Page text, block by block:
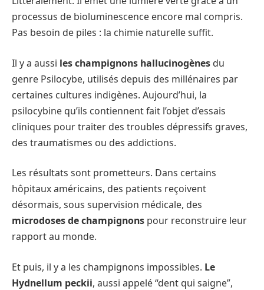
processus de bioluminescence encore mal compris.
Pas besoin de piles : la chimie naturelle suffit.
Il y a aussi les champignons hallucinogènes du
genre Psilocybe, utilisés depuis des millénaires par
certaines cultures indigènes. Aujourd’hui, la
psilocybine qu’ils contiennent fait l’objet d’essais
cliniques pour traiter des troubles dépressifs graves,
des traumatismes ou des addictions.
Les résultats sont prometteurs. Dans certains
hôpitaux américains, des patients reçoivent
désormais, sous supervision médicale, des
microdoses de champignons pour reconstruire leur
rapport au monde.
Et puis, il y a les champignons impossibles. Le
Hydnellum peckii, aussi appelé “dent qui saigne”,